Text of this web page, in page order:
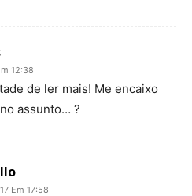
12:38
de ler mais! Me encaixo
assunto… ?
Em 17:58